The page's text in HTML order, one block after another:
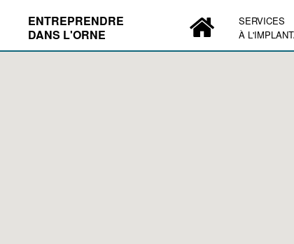
ENTREPRENDRE
DANS L'ORNE
SERVICES
À